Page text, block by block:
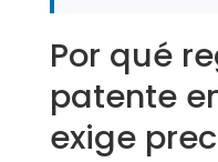
Por qué
patente
exige